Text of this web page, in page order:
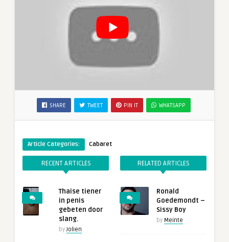
SHARE TWEET PIN IT WHATSAPP
Article Categories: Cabaret
RECENT ARTICLES
Thaise tiener
in penis
gebeten door
slang.
byJolien
RELATED ARTICLES
Ronald
Goedemondt –
Sissy Boy
by Meinte